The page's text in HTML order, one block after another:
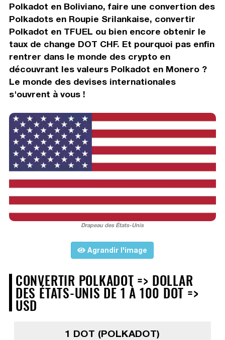
Polkadot en Boliviano, faire une convertion des
Polkadots en Roupie Srilankaise, convertir
Polkadot en TFUEL ou bien encore obtenir le
taux de change DOT CHF. Et pourquoi pas enfin
rentrer dans le monde des crypto en
découvrant les valeurs Polkadot en Monero ?
Le monde des devises internationales
s'ouvrent à vous !
Drapeau des États-Unis
Agrandir l'image
CONVERTIR POLKADOT => DOLLAR
DES ÉTATS-UNIS DE 1 À 100 DOT =>
USD
1 DOT (POLKADOT)